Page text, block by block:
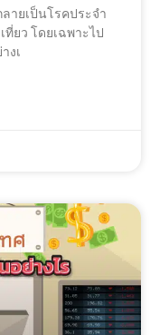
ายเป็นโรคประจำ
ยว โดยเฉพาะไป
งเ